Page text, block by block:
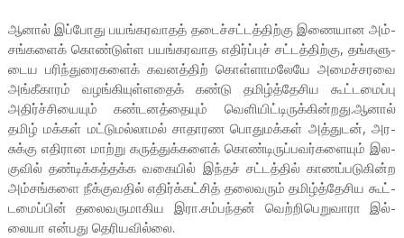
ஆனால் இப்­போது பயங்­க­ர­வாதத் தடைச்­சட்­டத்­திற்கு இணை­யான அம்­
சங்­களைக் கொண்­டுள்ள பயங்­க­ர­வாத எதிர்ப்புச் சட்­டத்­திற்கு, தங்­க­ளு­
டைய பரிந்­து­ரை­களைக் கவ­னத்திற் கொள்­ளா­ம­லேயே அமைச்­ச­ரவை
அங்­கீ­காரம் வழங்­கி­யுள்­ளதைக் கண்டு தமிழ்த்­தே­சிய கூட்­ட­மைப்பு
அதிர்ச்­சி­யையும் கண்­ட­னத்­தையும் வெளி­யிட்­டி­ருக்­கின்­றது.ஆனால்
தமிழ் மக்கள் மட்­டு­மல்­லாமல் சாதா­ரண பொது­மக்கள் அத்­துடன், அர­
சுக்கு எதி­ரான மாற்று கருத்­துக்­களைக் கொண்­டி­ருப்­ப­வர்­க­ளையும் இல­
குவில் தண்­டிக்­கத்­தக்க வகையில் இந்தச் சட்­டத்தில் காணப்­ப­டு­கின்ற
அம்­சங்­களை நீக்­கு­வதில் எதிர்க்­கட்சித் தலை­வரும் தமிழ்த்­தே­சிய கூட்­
ட­மைப்பின் தலை­வ­ரு­மா­கிய இரா.சம்­பந்தன் வெற்­றி­பெ­று­வாரா இல்­
லையா என்­பது தெரி­ய­வில்லை.